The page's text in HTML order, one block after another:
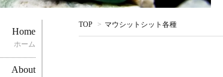
TOP > マウシットシット各種
Home
ホーム
About